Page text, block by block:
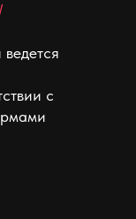
с